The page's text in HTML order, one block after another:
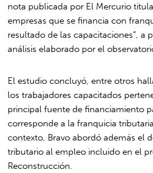
nota publicada por El Mercurio
empresas que se financia con
resultado de las capacitaciones”, a
análisis elaborado por el
El estudio concluyó, entre otros
los trabajadores capacitados
principal fuente de financiamiento
corresponde a la franquicia
contexto, Bravo abordó además el
tributario al empleo incluido en el
Reconstrucción.